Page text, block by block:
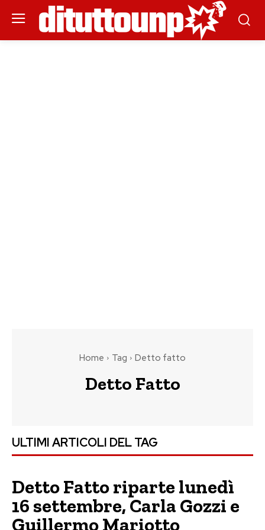
Home Tag Detto fatto
Detto Fatto
ULTIMI ARTICOLI DEL TAG
Detto Fatto riparte lunedì
16 settembre, Carla Gozzi e
Guillermo Mariotto